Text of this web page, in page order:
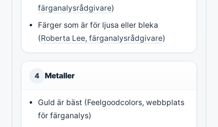
färganalysrådgivare)
Färger som är för ljusa eller bleka
(Roberta Lee, färganalysrådgivare)
4 Metaller
Guld är bäst (Feelgoodcolors, webbplats
för färganalys)